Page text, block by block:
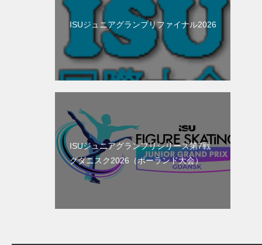
ISUジュニアグランプリファイナル2026
ISUジュニアグランプリシリーズ第7戦
グダニスク2026（ポーランド大会）